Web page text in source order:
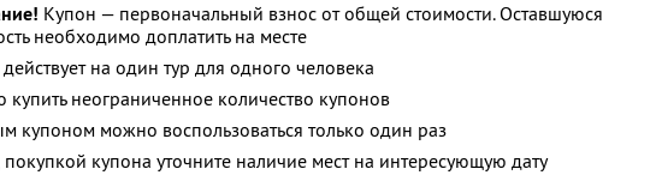
Купон — первоначальный взнос от общей стоимости. Оставшуюся
необходимо доплатить на месте
на один тур для одного человека
неограниченное количество купонов
купоном можно воспользоваться только один раз
купона уточните наличие мест на интересующую дату